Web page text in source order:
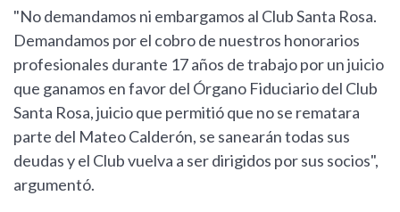
"No demandamos ni embargamos al Club Santa Rosa.
Demandamos por el cobro de nuestros honorarios
profesionales durante 17 años de trabajo por un juicio
que ganamos en favor del Órgano Fiduciario del Club
Santa Rosa, juicio que permitió que no se rematara
parte del Mateo Calderón, se sanearán todas sus
deudas y el Club vuelva a ser dirigidos por sus socios",
argumentó.